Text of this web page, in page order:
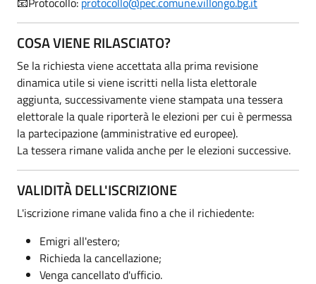
COSA VIENE RILASCIATO?
Se la richiesta viene accettata alla prima revisione
dinamica utile si viene iscritti nella lista elettorale
aggiunta, successivamente viene stampata una tessera
elettorale la quale riporterà le elezioni per cui è permessa
la partecipazione (amministrative ed europee).
La tessera rimane valida anche per le elezioni successive.
VALIDITÀ DELL'ISCRIZIONE
L'iscrizione rimane valida fino a che il richiedente:
Emigri all'estero;
Richieda la cancellazione;
Venga cancellato d'ufficio.